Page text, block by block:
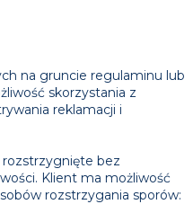
na gruncie regulaminu lub
skorzystania z
reklamacji i
bez
Klient ma możliwość
rozstrzygania sporów: